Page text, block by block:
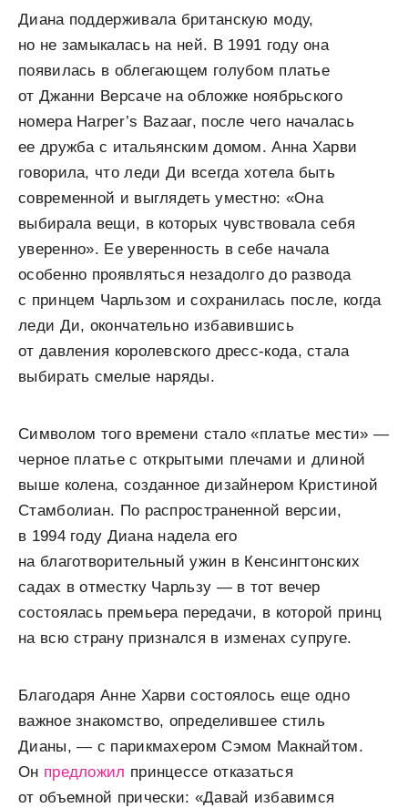
Диана поддерживала британскую моду,
но не замыкалась на ней. В 1991 году она
появилась в облегающем голубом платье
от Джанни Версаче на обложке ноябрьского
номера Harper’s Bazaar, после чего началась
ее дружба с итальянским домом. Анна Харви
говорила, что леди Ди всегда хотела быть
современной и выглядеть уместно: «Она
выбирала вещи, в которых чувствовала себя
уверенно». Ее уверенность в себе начала
особенно проявляться незадолго до развода
с принцем Чарльзом и сохранилась после, когда
леди Ди, окончательно избавившись
от давления королевского дресс-кода, стала
выбирать смелые наряды.
Символом того времени стало «платье мести» —
черное платье с открытыми плечами и длиной
выше колена, созданное дизайнером Кристиной
Стамболиан. По распространенной версии,
в 1994 году Диана надела его
на благотворительный ужин в Кенсингтонских
садах в отместку Чарльзу — в тот вечер
состоялась премьера передачи, в которой принц
на всю страну признался в изменах супруге.
Благодаря Анне Харви состоялось еще одно
важное знакомство, определившее стиль
Дианы, — с парикмахером Сэмом Макнайтом.
Он предложил принцессе отказаться
от объемной прически: «Давай избавимся